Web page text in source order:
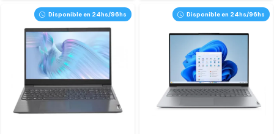
Disponible en 24hs/96hs Disponible en 24hs/96hs